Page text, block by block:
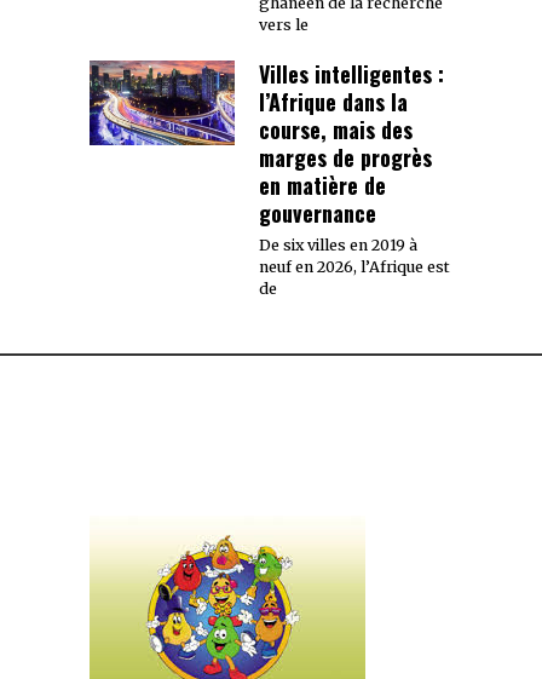
vers le
Villes intelligentes :
l’Afrique dans la
course, mais des
marges de progrès
en matière de
gouvernance
De six villes en 2019 à
neuf en 2026, l’Afrique est
de